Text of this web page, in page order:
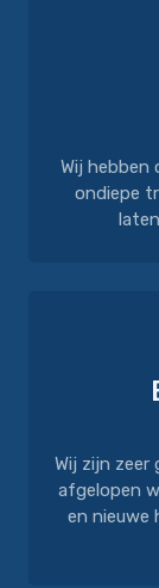
Wij hebben
ondiepe
Wij zijn zeer
afgelopen
en nieuwe